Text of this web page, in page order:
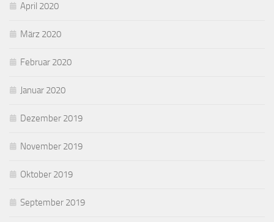
April 2020
März 2020
Februar 2020
Januar 2020
Dezember 2019
November 2019
Oktober 2019
September 2019